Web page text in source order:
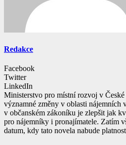
Redakce
Facebook
Twitter
LinkedIn
Ministerstvo pro místní rozvoj v České
významné změny v oblasti nájemních
v občanském zákoníku je zlepšit jak
pro nájemníky i pronajímatele. Zatím
datum, kdy tato novela nabude